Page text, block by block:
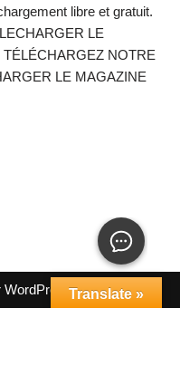
libre et gratuit.
LE
NOTRE
LE MAGAZINE
WordPressTranslate »